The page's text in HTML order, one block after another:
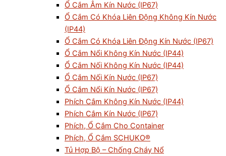
Ổ Cắm Âm Kín Nước (IP67)
Ổ Cắm Có Khóa Liên Động Không Kín Nước
(IP44)
Ổ Cắm Có Khóa Liên Động Kín Nước (IP67)
Ổ Cắm Nổi Không Kín Nước (IP44)
Ổ Cắm Nối Không Kín Nước (IP44)
Ổ Cắm Nối Kín Nước (IP67)
Ổ Cắm Nổi Kín Nước (IP67)
Phích Cắm Không Kín Nước (IP44)
Phích Cắm Kín Nước (IP67)
Phích, Ổ Cắm Cho Container
Phích, Ổ Cắm SCHUKO®
Tủ Hợp Bộ – Chống Cháy Nổ